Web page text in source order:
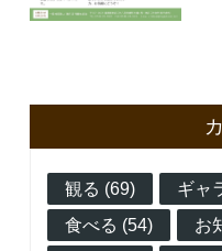
観る (69) ギャ
食べる (54)
お